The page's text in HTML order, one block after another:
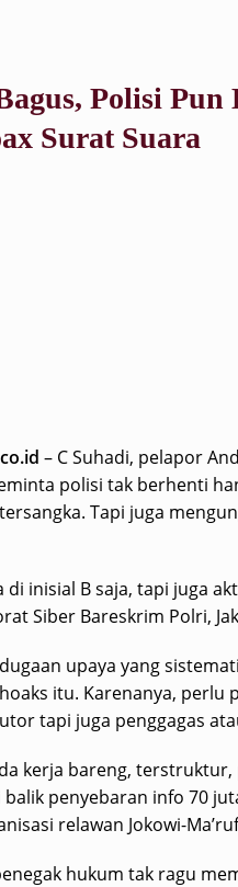
Polisi
Surat Suara
– C Suhadi, pelapor
polisi tak berhenti
Tapi juga
di inisial B saja, tapi juga
Siber Bareskrim Polri,
upaya yang
itu. Karenanya, perlu
tapi juga penggagas
kerja bareng,
penyebaran info 70
relawan Jokowi-
hukum tak ragu